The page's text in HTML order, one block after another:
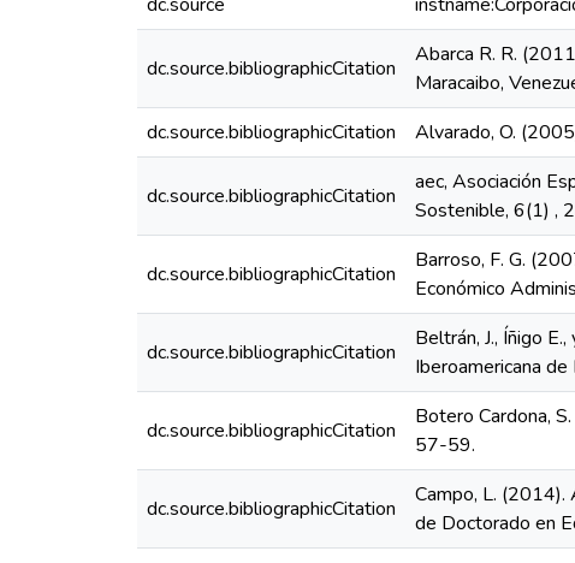
dc.source.bibliographicCitation
Abarca R. R.
Maracaibo,
dc.source.bibliographicCitation
Alvarado, O.
dc.source.bibliographicCitation
aec, Asociación
Sostenible, 6(1) ,
dc.source.bibliographicCitation
Barroso, F. G.
Económico
dc.source.bibliographicCitation
Beltrán, J., Íñigo
Iberoamericana
dc.source.bibliographicCitation
Botero Cardona,
57-59.
dc.source.bibliographicCitation
Campo, L. (2014).
de Doctorado en